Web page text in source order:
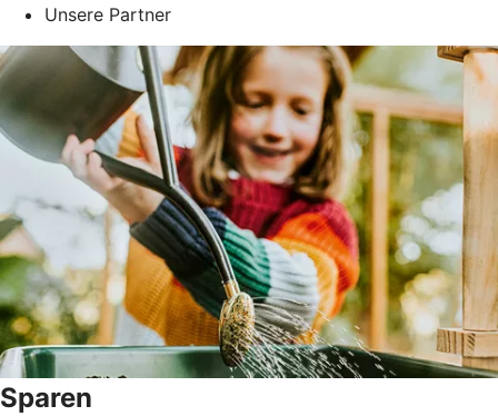
Unsere Partner
Sparen